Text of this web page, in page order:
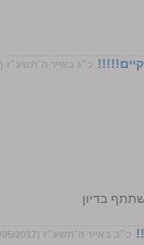
כ״ג באייר ה׳תשע״ז (19/05/2017) בשעה 17:15
בדיון
כ״ב באייר ה׳תשע״ז (18/05/2017) בשעה 17:21